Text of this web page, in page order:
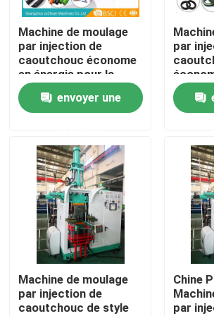
Produits
Vidéos
Machine en caoutchouc verticale
Machine de moulage par
Machine de moulage par injection
Machine de vulcanisation
Machine de moulage
par injection de
caoutchouc économe
en énergie pour la
fabrication de joints
d'étanchéitéenvoyer une
par
100-
Machine de moulage
par injection de
caoutchouc de style
Chine
par